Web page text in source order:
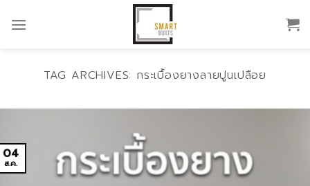
TAG ARCHIVES: กระเบื้องยางลายปูนเปลือย
04
ส.ค.